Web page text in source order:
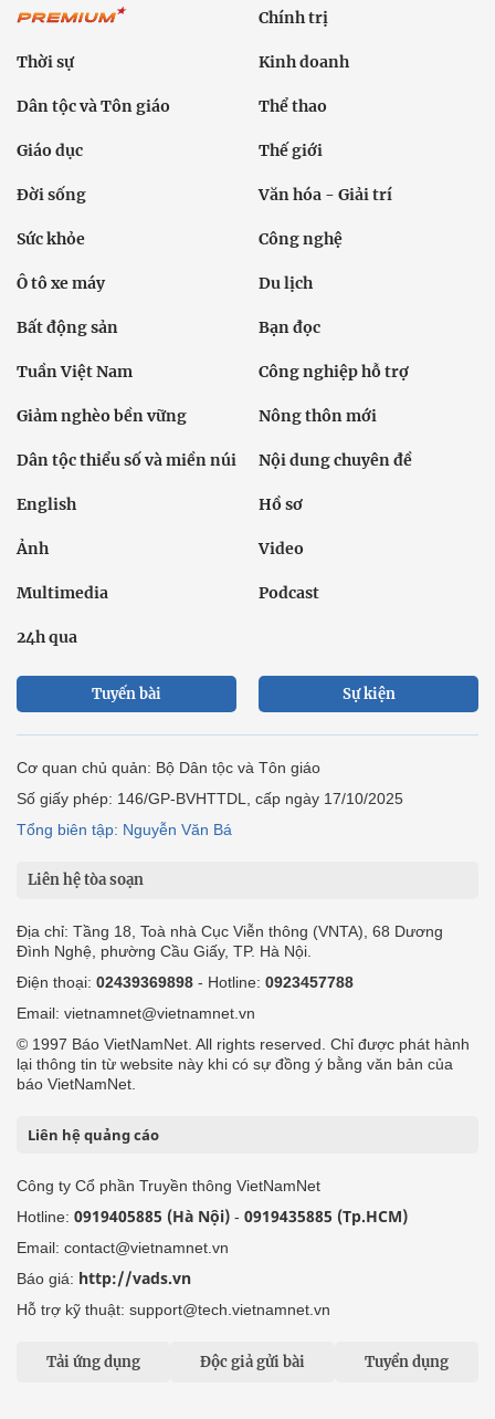
Chính trị
Thời sự Kinh doanh
Dân tộc và Tôn giáo Thể thao
Giáo dục Thế giới
Đời sống Văn hóa - Giải trí
Sức khỏe Công nghệ
Ô tô xe máy Du lịch
Bất động sản Bạn đọc
Tuần Việt Nam Công nghiệp hỗ trợ
Giảm nghèo bền vững Nông thôn mới
Dân tộc thiểu số và miền núi Nội dung chuyên đề
English Hồ sơ
Ảnh Video
Multimedia Podcast
24h qua
Tuyến bài Sự kiện
Cơ quan chủ quản: Bộ Dân tộc và Tôn giáo
Số giấy phép: 146/GP-BVHTTDL, cấp ngày 17/10/2025
Tổng biên tập: Nguyễn Văn Bá
Liên hệ tòa soạn
Địa chỉ: Tầng 18, Toà nhà Cục Viễn thông (VNTA), 68 Dương
Đình Nghệ, phường Cầu Giấy, TP. Hà Nội.
Điện thoại: 02439369898 - Hotline: 0923457788
Email: vietnamnet@vietnamnet.vn
© 1997 Báo VietNamNet. All rights reserved. Chỉ được phát hành
lại thông tin từ website này khi có sự đồng ý bằng văn bản của
báo VietNamNet.
Liên hệ quảng cáo
Công ty Cổ phần Truyền thông VietNamNet
Hotline: 0919405885 (Hà Nội) - 0919435885 (Tp.HCM)
Email: contact@vietnamnet.vn
Báo giá: http://vads.vn
Hỗ trợ kỹ thuật: support@tech.vietnamnet.vn
Tải ứng dụng Độc giả gửi bài Tuyển dụng